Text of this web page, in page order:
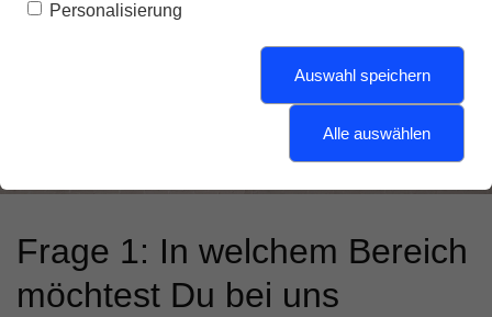
Werde Teil unseres Teams
und bewirb Dich jetzt!
Beantworte einfach diese 3 Fragen:
Frage 1: In welchem Bereich
möchtest Du bei uns
Personalisierung
Auswahl speichern
Alle auswählen